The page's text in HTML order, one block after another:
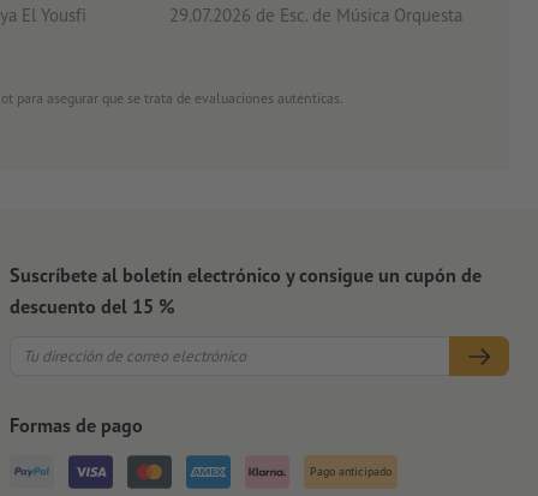
El Yousfi 29.07.2026 de Esc. de Música Orquesta
para asegurar que se trata de evaluaciones auténticas.
Suscríbete al boletín electrónico y consigue un cupón de
descuento del 15 %
Formas de pago
Pago anticipado